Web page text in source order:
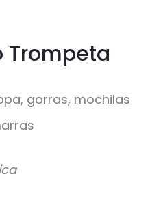
Trompeta
gorras, mochilas